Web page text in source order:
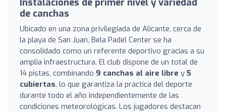
Instalaciones de primer nivel y variedad
de canchas
Ubicado en una zona privilegiada de Alicante, cerca de
la playa de San Juan, Bela Padel Center se ha
consolidado como un referente deportivo gracias a su
amplia infraestructura. El club dispone de un total de
14 pistas, combinando 9 canchas al aire libre y 5
cubiertas, lo que garantiza la práctica del deporte
durante todo el año independientemente de las
condiciones meteorológicas. Los jugadores destacan